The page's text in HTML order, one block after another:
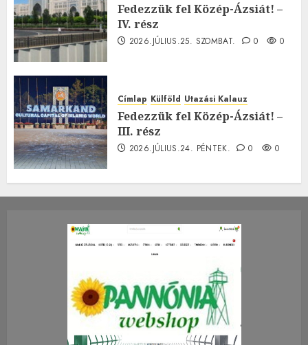
Fedezzük fel Közép-Ázsiát! –
IV. rész
2026.JÚLIUS.25. SZOMBAT. 0 0
Címlap Külföld Utazási Kalauz
Fedezzük fel Közép-Ázsiát! –
III. rész
2026.JÚLIUS.24. PÉNTEK. 0 0